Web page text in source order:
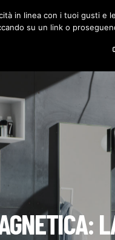
DESIGN
in linea con i tuoi gusti
su un link o